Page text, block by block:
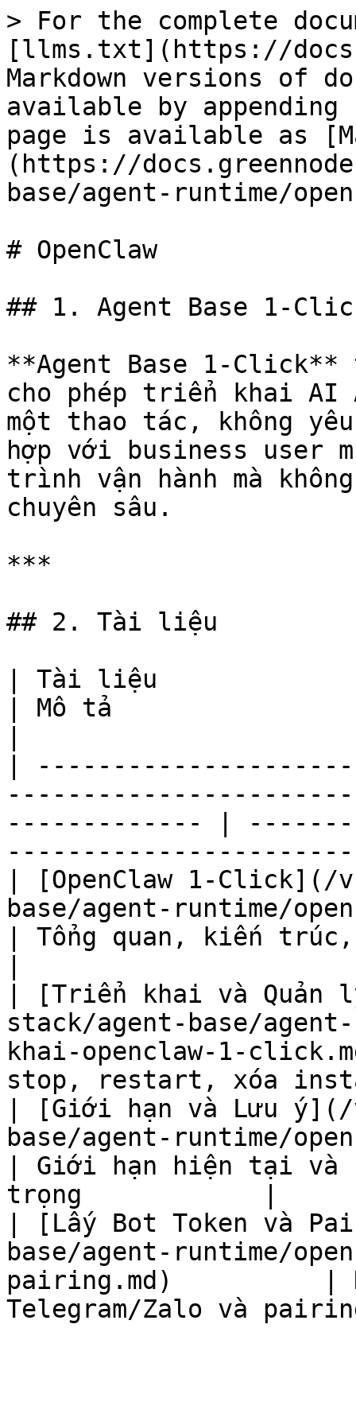
> For the complete
[llms.txt](https://
Markdown versions of
available by
page is available as
(https://
base/agent-runtime/
# OpenClaw
## 1. Agent Base 1-
**Agent Base 1-Click**
cho phép triển khai AI
một thao tác, không
hợp với business user
trình vận hành mà
chuyên sâu.
***
## 2. Tài liệu
| Tài liệu
| Mô tả
|
------------- |
| [OpenClaw 1-
base/agent-runtime/
| Tổng quan, kiến trúc,
| [Triển khai và Quản
stack/agent-base/
khai-openclaw-1-
stop, restart, xóa
| [Giới hạn và Lưu
base/agent-runtime/
| Giới hạn hiện tại và
trọng            |
| [Lấy Bot Token và
base/agent-runtime/
pairing.md)          |